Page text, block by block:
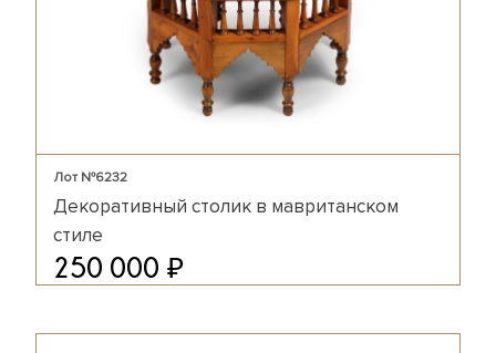
Лот №6232
Декоративный столик в мавританском
стиле
250 000 ₽